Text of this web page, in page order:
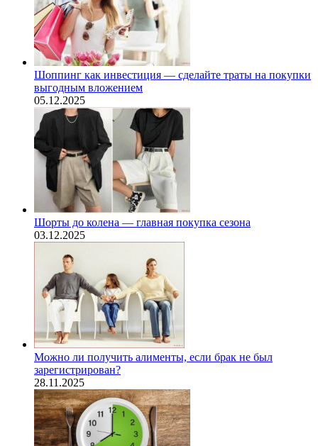
Шоппинг как инвестиция — сделайте траты на покупки
выгодным вложением
05.12.2025
Шорты до колена — главная покупка сезона
03.12.2025
Можно ли получить алименты, если брак не был
зарегистрирован?
28.11.2025